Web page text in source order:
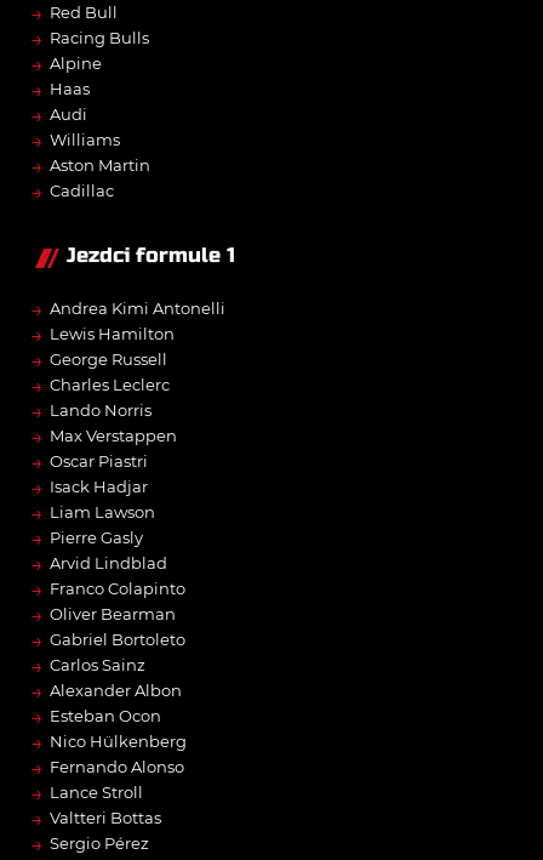
→ Red Bull
→ Racing Bulls
→ Alpine
→ Haas
→ Audi
→ Williams
→ Aston Martin
→ Cadillac
Jezdci formule 1
→ Andrea Kimi Antonelli
→ Lewis Hamilton
→ George Russell
→ Charles Leclerc
→ Lando Norris
→ Max Verstappen
→ Oscar Piastri
→ Isack Hadjar
→ Liam Lawson
→ Pierre Gasly
→ Arvid Lindblad
→ Franco Colapinto
→ Oliver Bearman
→ Gabriel Bortoleto
→ Carlos Sainz
→ Alexander Albon
→ Esteban Ocon
→ Nico Hülkenberg
→ Fernando Alonso
→ Lance Stroll
→ Valtteri Bottas
→ Sergio Pérez